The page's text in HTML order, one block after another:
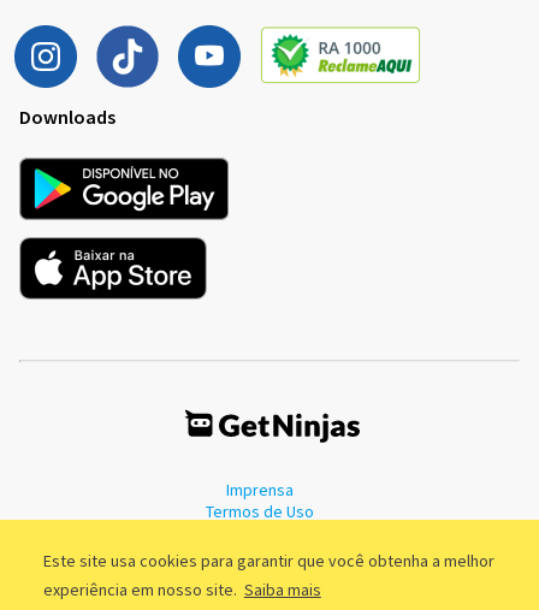
Este site usa cookies para garantir que você obtenha a melhor
experiência em nosso site. Saiba mais
Downloads
Imprensa
Termos de Uso